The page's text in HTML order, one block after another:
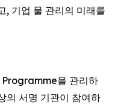
, 기업 물 관리의 미래를
을 관리하
의 서명 기관이 참여하